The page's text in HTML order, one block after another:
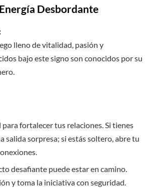
Desbordante
lleno de vitalidad, pasión y
bajo este signo son conocidos por su
para fortalecer tus relaciones. Si tienes
salida sorpresa; si estás soltero, abre tu
desafiante puede estar en camino.
y toma la iniciativa con seguridad.